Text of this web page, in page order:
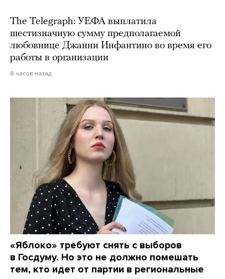
The Telegraph: УЕФА выплатила
шестизначную сумму предполагаемой
любовнице Джанни Инфантино во время его
работы в организации
8 часов назад
«Яблоко» требуют снять с выборов
в Госдуму. Но это не должно помешать
тем, кто идет от партии в региональные